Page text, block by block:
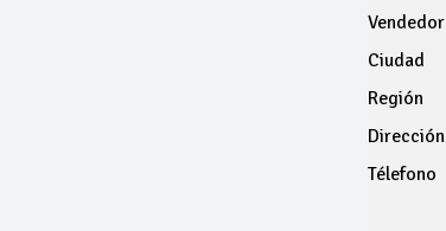
Vendedor
Ciudad
Región
Dirección
Télefono